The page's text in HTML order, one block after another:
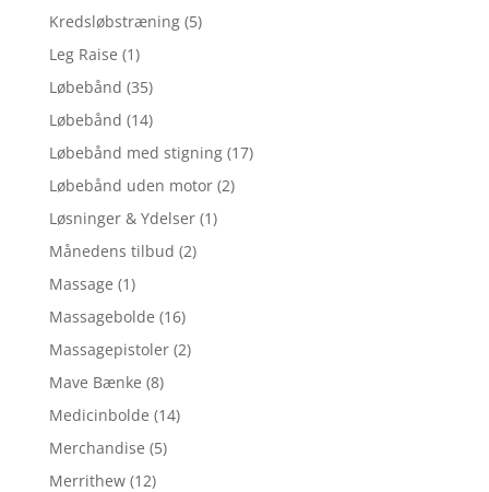
Kredsløbstræning (5)
Leg Raise (1)
Løbebånd (35)
Løbebånd (14)
Løbebånd med stigning (17)
Løbebånd uden motor (2)
Løsninger & Ydelser (1)
Månedens tilbud (2)
Massage (1)
Massagebolde (16)
Massagepistoler (2)
Mave Bænke (8)
Medicinbolde (14)
Merchandise (5)
Merrithew (12)